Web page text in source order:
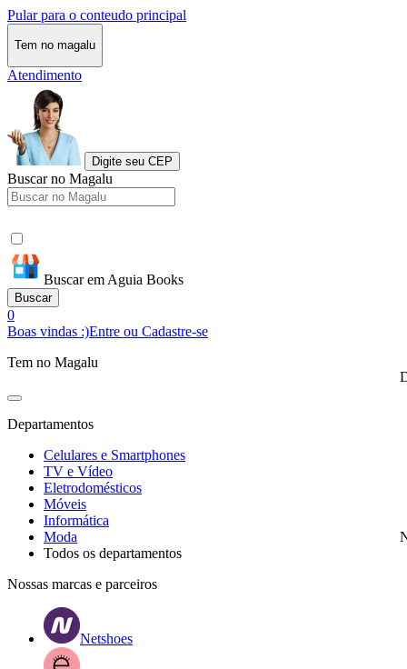
Pular para o conteudo principal
Tem no magalu
Atendimento
Digite seu CEP
Buscar no Magalu
Buscar em Aguia Books
Buscar
0
Boas vindas :)Entre ou Cadastre-se
Tem no Magalu
Departamentos
Celulares e Smartphones
TV e Vídeo
Eletrodomésticos
Móveis
Informática
Moda
Todos os departamentos
Nossas marcas e parceiros
Netshoes